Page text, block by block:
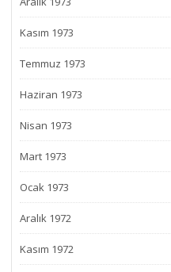
Kasım 1973
Temmuz 1973
Haziran 1973
Nisan 1973
Mart 1973
Ocak 1973
Aralık 1972
Kasım 1972